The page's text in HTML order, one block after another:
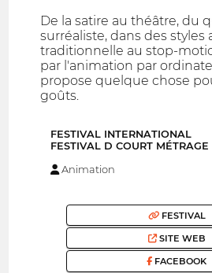
De la satire au théâtre, du
surréaliste, dans des styles
traditionnelle au stop-
par l'animation par
propose quelque chose
goûts.
FESTIVAL INTERNATIONAL
FESTIVAL D COURT MÉTRAGE
Animation
FESTIVAL
SITE WEB
FACEBOOK